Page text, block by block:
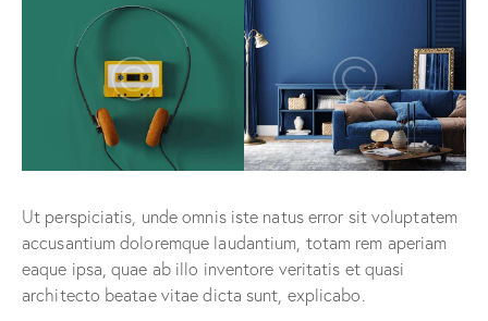
Ut perspiciatis, unde omnis iste natus error sit voluptatem
accusantium doloremque laudantium, totam rem aperiam
eaque ipsa, quae ab illo inventore veritatis et quasi
architecto beatae vitae dicta sunt, explicabo.